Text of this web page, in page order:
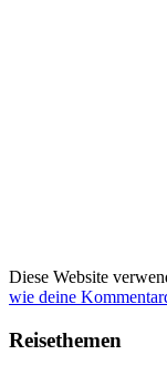
Diese Website
wie deine
Reisethemen